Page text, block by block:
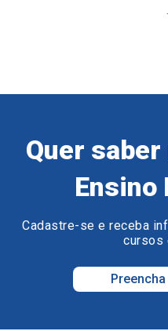
Quer
Ensino
Cadastre-se e receba
cursos